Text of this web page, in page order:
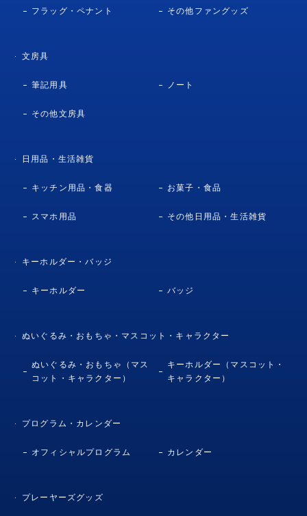
フラッグ・ペナント その他ファングッズ
文房具
筆記用具 ノート
その他文房具
日用品・生活雑貨
キッチン用品・食器 お菓子・食品
スマホ用品 その他日用品・生活雑貨
キーホルダー・バッジ
キーホルダー バッジ
ぬいぐるみ・おもちゃ・マスコット・キャラクター
ぬいぐるみ・おもちゃ（マス
コット・キャラクター）
キーホルダー（マスコット・
キャラクター）
プログラム・カレンダー
オフィシャルプログラム カレンダー
プレーヤーズグッズ